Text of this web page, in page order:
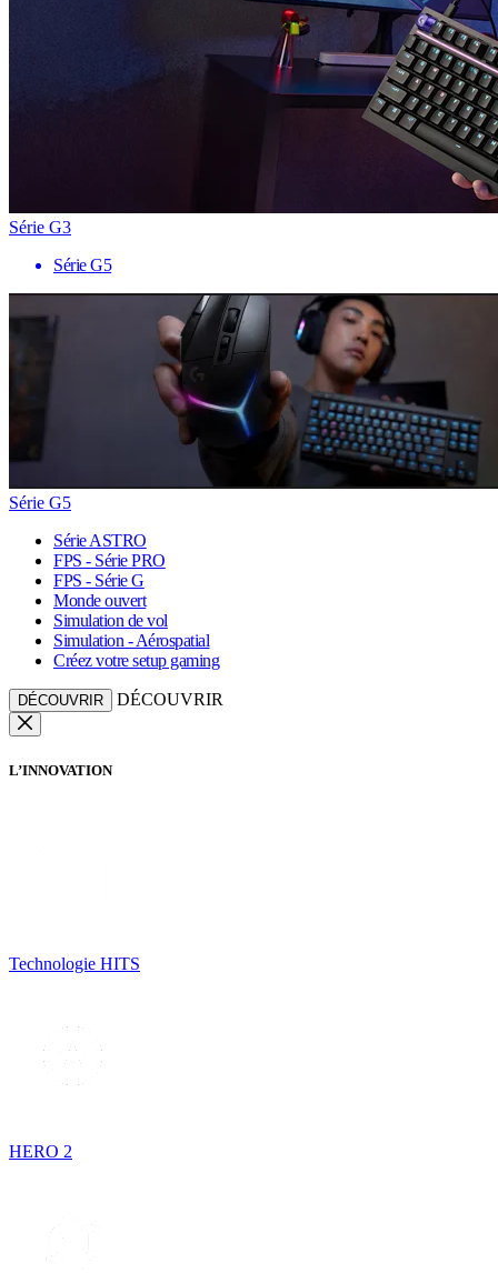
Série G3
Série G5
Série G5
Série ASTRO
FPS - Série PRO
FPS - Série G
Monde ouvert
Simulation de vol
Simulation - Aérospatial
Créez votre setup gaming
DÉCOUVRIR DÉCOUVRIR
L’INNOVATION
Technologie HITS
HERO 2